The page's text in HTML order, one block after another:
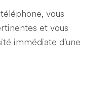
vous
et vous
immédiate d'une